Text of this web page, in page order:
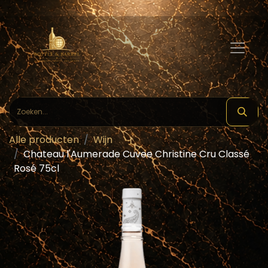
Alle producten
Wijn
Chateau l'Aumerade Cuvee Christine Cru Classé
Rosé 75cl